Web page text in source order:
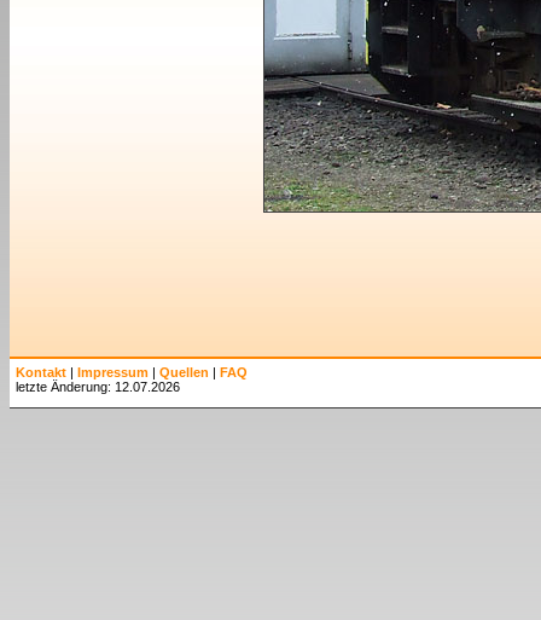
Kontakt | Impressum | Quellen | FAQ
letzte Änderung: 12.07.2026